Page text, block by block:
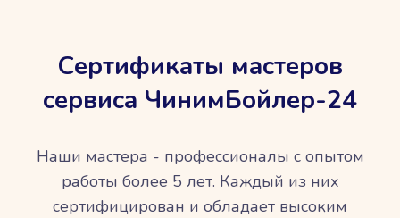
Сертификаты мастеров
сервиса ЧинимБойлер-24
Наши мастера - профессионалы с опытом
работы более 5 лет. Каждый из них
сертифицирован и обладает высоким